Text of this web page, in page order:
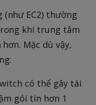
(như EC2) thường
khi trung tâm
Mặc dù vậy,
có thể gây tái
gói tin hơn 1